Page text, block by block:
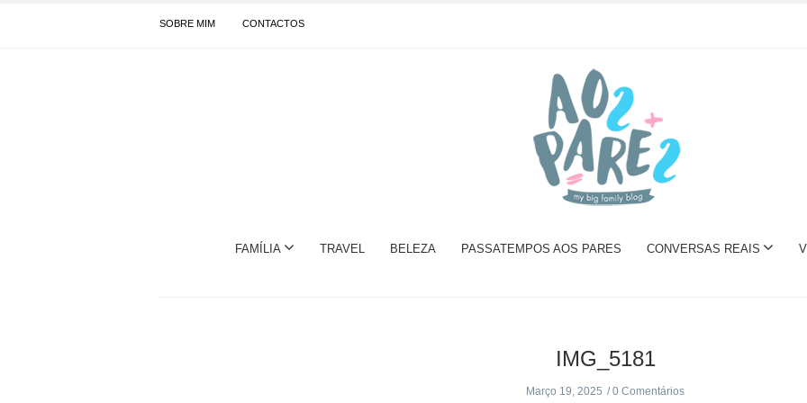
SOBRE MIM CONTACTOS
FAMÍLIA TRAVEL BELEZA PASSATEMPOS AOS PARES CONVERSAS REAIS
IMG_5181
Março 19, 2025 0 Comentários